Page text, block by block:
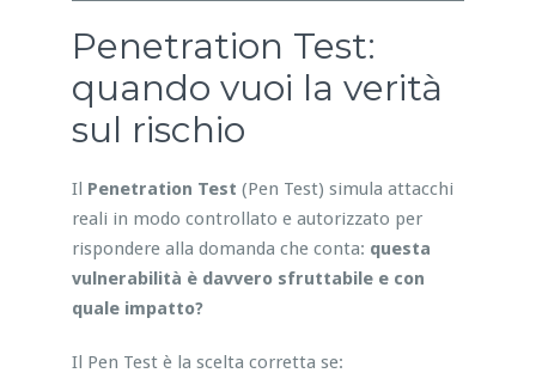
Penetration Test:
quando vuoi la verità
sul rischio
Il Penetration Test (Pen Test) simula attacchi
reali in modo controllato e autorizzato per
rispondere alla domanda che conta: questa
vulnerabilità è davvero sfruttabile e con
quale impatto?
Il Pen Test è la scelta corretta se: